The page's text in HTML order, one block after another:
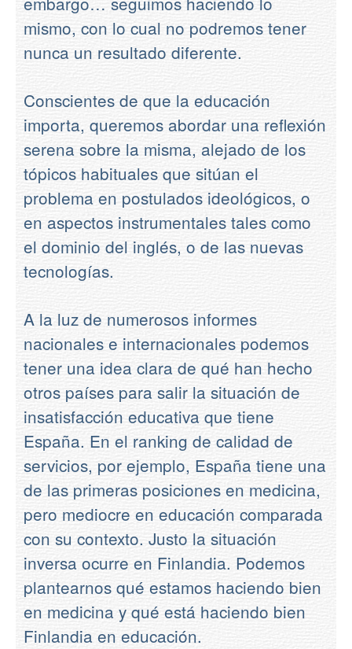
mismo, con lo cual no podremos tener
nunca un resultado diferente.
Conscientes de que la educación
importa, queremos abordar una reflexión
serena sobre la misma, alejado de los
tópicos habituales que sitúan el
problema en postulados ideológicos, o
en aspectos instrumentales tales como
el dominio del inglés, o de las nuevas
tecnologías.
A la luz de numerosos informes
nacionales e internacionales podemos
tener una idea clara de qué han hecho
otros países para salir la situación de
insatisfacción educativa que tiene
España. En el ranking de calidad de
servicios, por ejemplo, España tiene una
de las primeras posiciones en medicina,
pero mediocre en educación comparada
con su contexto. Justo la situación
inversa ocurre en Finlandia. Podemos
plantearnos qué estamos haciendo bien
en medicina y qué está haciendo bien
Finlandia en educación.